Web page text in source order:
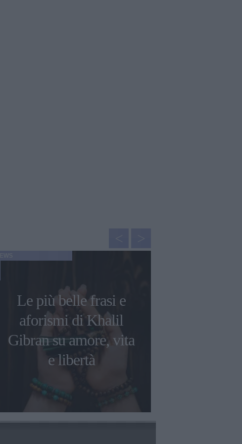
Le più belle frasi e
aforismi di Khalil
Gibran su amore, vita
e libertà